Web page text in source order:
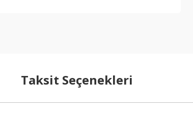
Taksit Seçenekleri